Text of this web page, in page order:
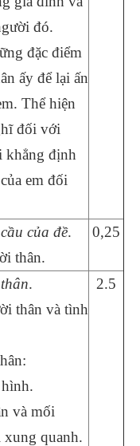
đó.
đặc điểm
ấy để lại ấn
Thể hiện
đối với
khẳng định
em đối
của đề.
thân.
0,25
.
thân và tình
và mối
quanh.
2.5